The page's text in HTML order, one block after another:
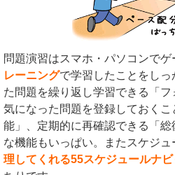
問題演習はスマホ・パソコンでゲ
レーニングで学習したことをし
た問題を繰り返し学習できる「フ
気になった問題を登録しておく
能」、定期的に再確認できる「総
な機能もいっぱい。またスケジュ
理してくれる55スケジュールナ